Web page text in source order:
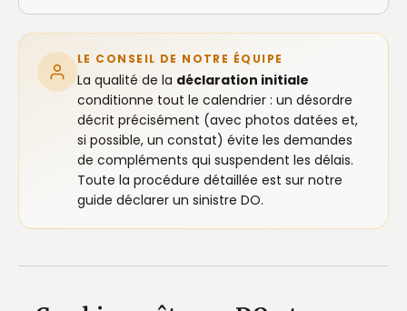
LE CONSEIL DE NOTRE ÉQUIPE
La qualité de la déclaration initiale
conditionne tout le calendrier : un désordre
décrit précisément (avec photos datées et,
si possible, un constat) évite les demandes
de compléments qui suspendent les délais.
Toute la procédure détaillée est sur notre
guide déclarer un sinistre DO.